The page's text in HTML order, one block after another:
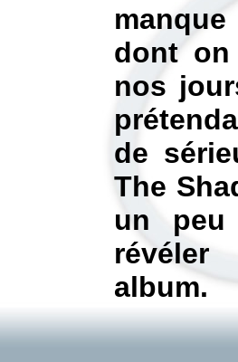
dont on
nos
de
The
un
album.